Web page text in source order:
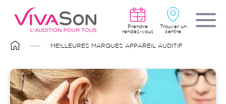
contenu
principal
Prendre
rendez-vous
Trouver un
centre
FIL
D'ARIANE
MEILLEURES MARQUES APPAREIL AUDITIF
Image